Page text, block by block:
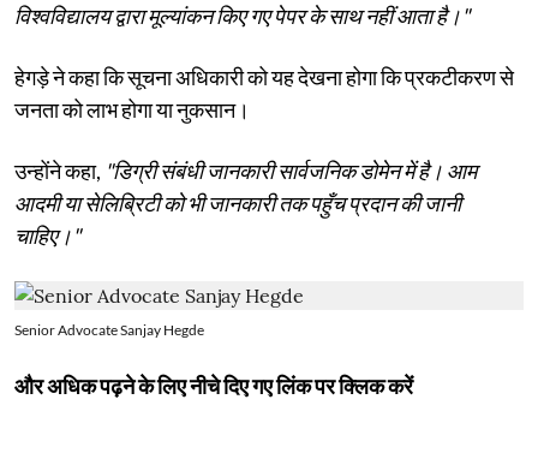
विश्वविद्यालय द्वारा मूल्यांकन किए गए पेपर के साथ नहीं आता है।"
हेगड़े ने कहा कि सूचना अधिकारी को यह देखना होगा कि प्रकटीकरण से
जनता को लाभ होगा या नुकसान।
उन्होंने कहा, "डिग्री संबंधी जानकारी सार्वजनिक डोमेन में है। आम
आदमी या सेलिब्रिटी को भी जानकारी तक पहुँच प्रदान की जानी
चाहिए।"
Senior Advocate Sanjay Hegde
और अधिक पढ़ने के लिए नीचे दिए गए लिंक पर क्लिक करें